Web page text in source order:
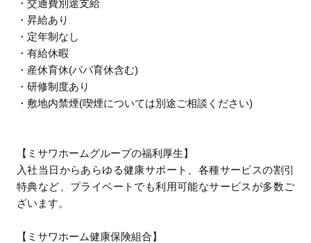
・交通費別途支給
・昇給あり
・定年制なし
・有給休暇
・産休育休(パパ育休含む)
・研修制度あり
・敷地内禁煙(喫煙については別途ご相談ください)
【ミサワホームグループの福利厚生】
入社当日からあらゆる健康サポート、各種サービスの割引
特典など、プライベートでも利用可能なサービスが多数ご
ざいます。
【ミサワホーム健康保険組合】